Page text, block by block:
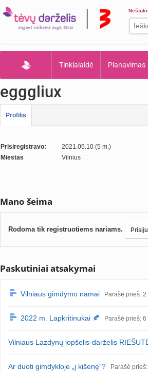
Tinklalaidė Planavimas
egggliux
Profilis
Prisiregistravo:
2021.05.10 (5 m.)
Miestas
Vilnius
Mano šeima
Rodoma tik registruotiems nariams.
Paskutiniai atsakymai
Vilniaus gimdymo namai Parašė prieš: 2
2022 m. Lapkritinukai 🍂 Parašė prieš: 6
Vilniaus Lazdynų lopšelis-darželis
Ar duoti gimdykloje „į kišenę“? Parašė